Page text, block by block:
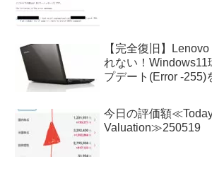
【完全復旧】
れない！Windows11
プデート(Error -255)
今日の評価額
Valuation≫250519